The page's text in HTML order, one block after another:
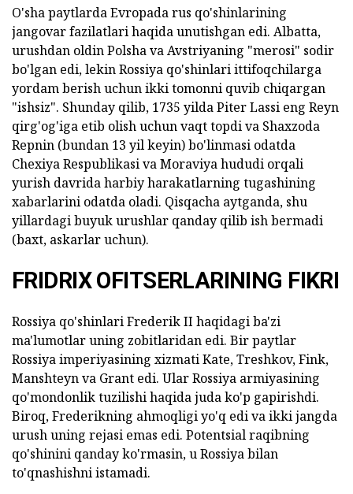
O'sha paytlarda Evropada rus qo'shinlarining
jangovar fazilatlari haqida unutishgan edi. Albatta,
urushdan oldin Polsha va Avstriyaning "merosi" sodir
bo'lgan edi, lekin Rossiya qo'shinlari ittifoqchilarga
yordam berish uchun ikki tomonni quvib chiqargan
"ishsiz". Shunday qilib, 1735 yilda Piter Lassi eng Reyn
qirg'og'iga etib olish uchun vaqt topdi va Shaxzoda
Repnin (bundan 13 yil keyin) bo'linmasi odatda
Chexiya Respublikasi va Moraviya hududi orqali
yurish davrida harbiy harakatlarning tugashining
xabarlarini odatda oladi. Qisqacha aytganda, shu
yillardagi buyuk urushlar qanday qilib ish bermadi
(baxt, askarlar uchun).
FRIDRIX OFITSERLARINING FIKRI
Rossiya qo'shinlari Frederik II haqidagi ba'zi
ma'lumotlar uning zobitlaridan edi. Bir paytlar
Rossiya imperiyasining xizmati Kate, Treshkov, Fink,
Manshteyn va Grant edi. Ular Rossiya armiyasining
qo'mondonlik tuzilishi haqida juda ko'p gapirishdi.
Biroq, Frederikning ahmoqligi yo'q edi va ikki jangda
urush uning rejasi emas edi. Potentsial raqibning
qo'shinini qanday ko'rmasin, u Rossiya bilan
to'qnashishni istamadi.